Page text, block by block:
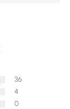
36
4
0